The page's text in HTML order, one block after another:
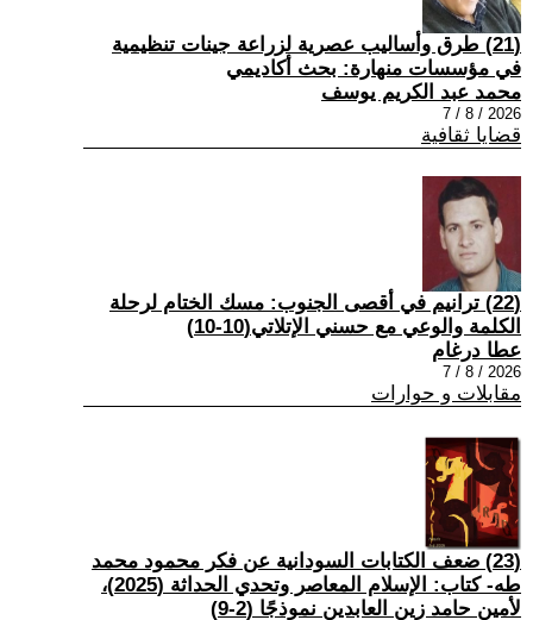
(21) طرق وأساليب عصرية لزراعة جينات تنظيمية
في مؤسسات منهارة: بحث أكاديمي
محمد عبد الكريم يوسف
2026 / 8 / 7
قضايا ثقافية
(22) ترانيم في أقصى الجنوب: مسك الختام لرحلة
الكلمة والوعي مع حسني الإتلاتي(10-10)
عطا درغام
2026 / 8 / 7
مقابلات و حوارات
(23) ضعف الكتابات السودانية عن فكر محمود محمد
طه- كتاب: الإسلام المعاصر وتحدي الحداثة (2025)،
لأمين حامد زين العابدين نموذجًا (2-9)